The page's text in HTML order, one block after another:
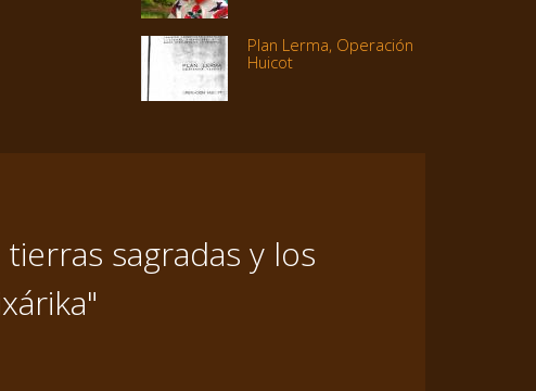
Plan Lerma, Operación
Huicot
sagradas y los